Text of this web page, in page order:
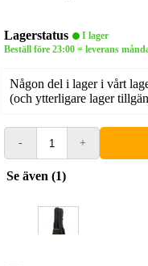
Lagerstatus
I lager
Beställ före 23:00 = leverans
Någon del i lager i vårt
(och ytterligare lager
- +
Se även (1)